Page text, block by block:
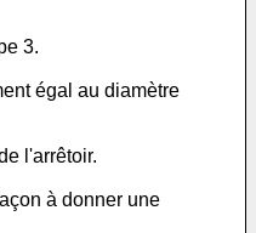
3.
égal au diamètre
l'arrêtoir.
à donner une